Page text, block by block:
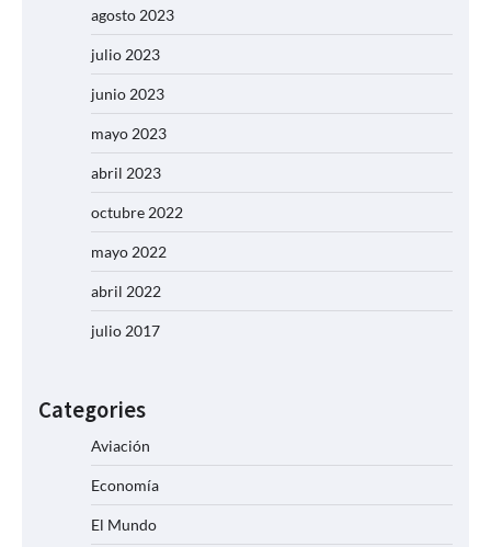
agosto 2023
julio 2023
junio 2023
mayo 2023
abril 2023
octubre 2022
mayo 2022
abril 2022
julio 2017
Categories
Aviación
Economía
El Mundo